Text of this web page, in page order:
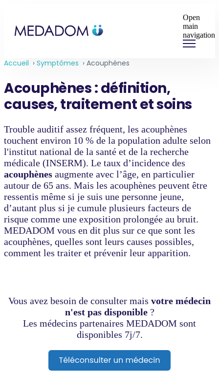
Open
main
navigation
Accueil › Symptômes › Acouphènes
Acouphènes : définition,
causes, traitement et soins
Trouble auditif assez fréquent, les acouphènes
touchent environ 10 % de la population adulte selon
l'institut national de la santé et de la recherche
médicale (INSERM). Le taux d’incidence des
acouphènes augmente avec l’âge, en particulier
autour de 65 ans. Mais les acouphènes peuvent être
ressentis même si je suis une personne jeune,
d’autant plus si je cumule plusieurs facteurs de
risque comme une exposition prolongée au bruit.
MEDADOM vous en dit plus sur ce que sont les
acouphènes, quelles sont leurs causes possibles,
comment les traiter et prévenir leur apparition.
Vous avez besoin de consulter mais votre médecin
n'est pas disponible?
Les médecins partenaires MEDADOM sont
disponibles 7j/7.